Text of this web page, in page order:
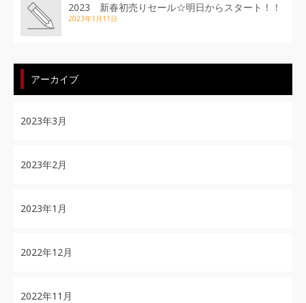
2023 新春初売りセール☆明日からスタート！！
2023年1月11日
アーカイブ
2023年3月
2023年2月
2023年1月
2022年12月
2022年11月